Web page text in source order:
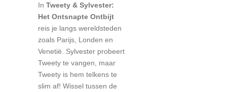
In Tweety & Sylvester:
Het Ontsnapte Ontbijt
reis je langs wereldsteden
zoals Parijs, Londen en
Venetië. Sylvester probeert
Tweety te vangen, maar
Tweety is hem telkens te
slim af! Wissel tussen de